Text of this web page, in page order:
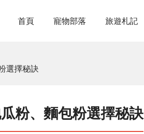
首頁 寵物部落 旅遊札記
選擇秘訣
粉、麵包粉選擇秘訣